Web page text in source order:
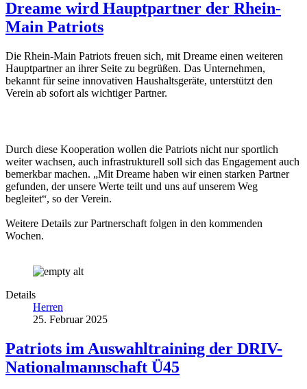
Dreame wird Hauptpartner der Rhein-
Main Patriots
Die Rhein-Main Patriots freuen sich, mit Dreame einen weiteren
Hauptpartner an ihrer Seite zu begrüßen. Das Unternehmen,
bekannt für seine innovativen Haushaltsgeräte, unterstützt den
Verein ab sofort als wichtiger Partner.
Durch diese Kooperation wollen die Patriots nicht nur sportlich
weiter wachsen, auch infrastrukturell soll sich das Engagement auch
bemerkbar machen. „Mit Dreame haben wir einen starken Partner
gefunden, der unsere Werte teilt und uns auf unserem Weg
begleitet“, so der Verein.
Weitere Details zur Partnerschaft folgen in den kommenden
Wochen.
Details
Herren
25. Februar 2025
Patriots im Auswahltraining der DRIV-
Nationalmannschaft Ü45